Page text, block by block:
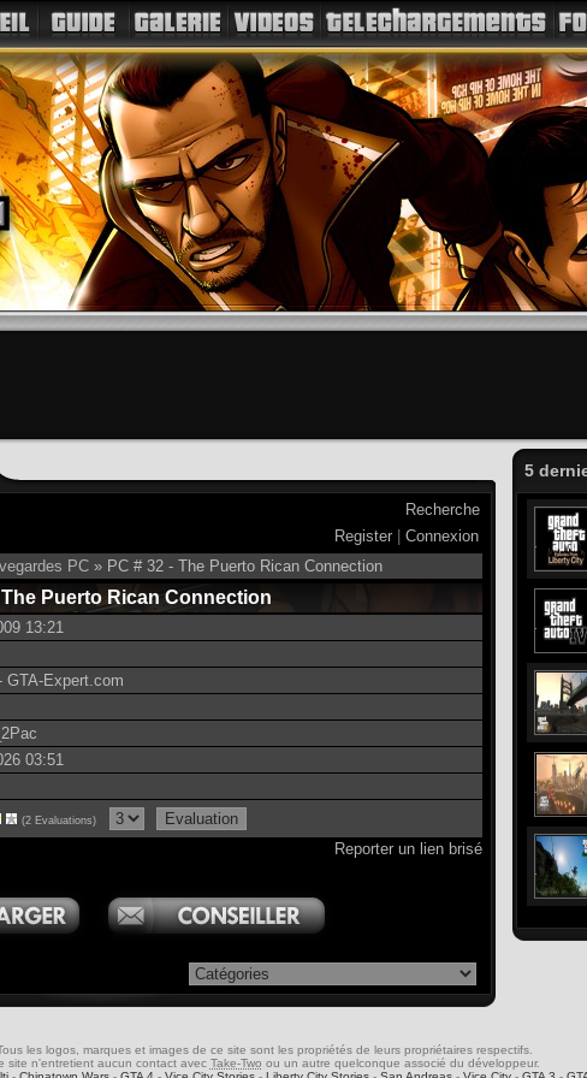
5
Recherche
Register
Connexion
PC » PC # 32 - The Puerto Rican Connection
The Puerto Rican Connection
13:21
GTA-Expert.com
03:51
(2 Evaluations)
Reporter un lien brisé
les logos, marques et images de ce site sont les propriétés de leurs propriétaires respectifs.
site n'entretient aucun contact avec Take-Two ou un autre quelconque associé du développeur.